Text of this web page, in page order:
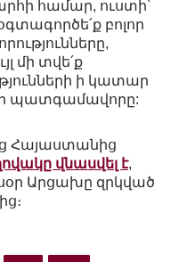
համար, ուստի՝
բոլոր
մի տվե՛ք
ի կատար
պատգամավորը:
Հայաստանից
վնասվել է,
Արցախը զրկված